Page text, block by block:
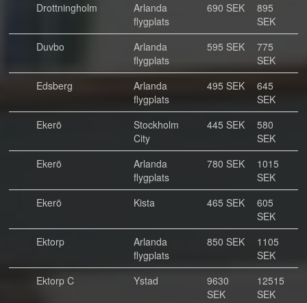
Drottningholm
Arlanda
flygplats
690 SEK
895
SEK
Duvbo
Arlanda
flygplats
595 SEK
775
SEK
Edsberg
Arlanda
flygplats
495 SEK
645
SEK
Ekerö
Stockholm
City
445 SEK
580
SEK
Ekerö
Arlanda
flygplats
780 SEK
1015
SEK
Ekerö
Kista 465 SEK
605
SEK
Ektorp
Arlanda
flygplats
850 SEK
1105
SEK
Ektorp C
Ystad
9630
SEK
12515
SEK